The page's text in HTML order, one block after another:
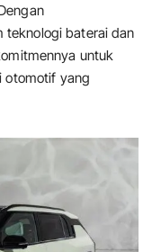
teknologi baterai dan
untuk
otomotif yang